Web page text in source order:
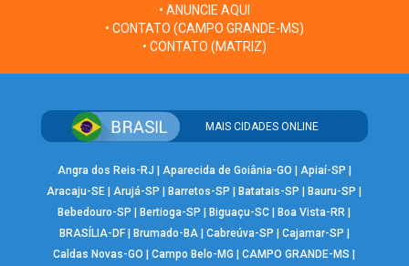
• ANUNCIE AQUI
• CONTATO (CAMPO GRANDE-MS)
• CONTATO (MATRIZ)
MAIS CIDADES ONLINE
Angra dos Reis-RJ Aparecida de Goiânia-GO Apiaí-SP
Aracaju-SE |Arujá-SP Barretos-SP Batatais-SP Bauru-SP
Bebedouro-SP
Bertioga-SP Biguaçu-SC Boa Vista-RR
BRASÍLIA-DF| Brumado-BA| Cabreúva-SP Cajamar-SP
Caldas Novas-GO
|Campo Belo-MG |CAMPO GRANDE-MS